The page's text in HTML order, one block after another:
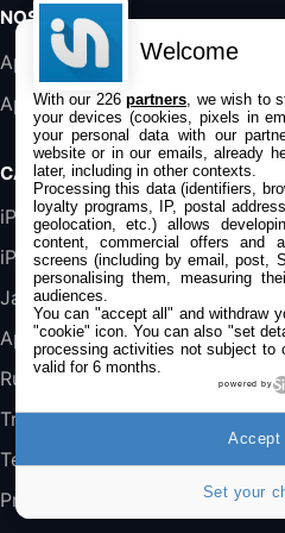
19,9€
Harman Kardon
Bluetooth, Noir
289,47€317,71€
Galaxy S25 FE 6,7\"
Blanc
489,99€ 647,51€Fnac
DeLonghi
357,4€
Jeu FIFA 20 sur PC
Rue Du
NOS APPS
Application iPhone/iPad
Application Mac
CATÉGORIES
iPhone
iPad
Jailbreak
Applications
Rumeurs
Trucs & astuces
Tests
Promos
Welcome
With our 226partners , we wish to
your devices (cookies, pixels in
your personal data with our
website or in our emails, already
later, including in other contexts.
Processing this data (identifiers,
loyalty programs, IP, postal
geolocation, etc.) allows
content, commercial offers and
screens (including by email, post,
personalising them, measuring
audiences.
You can "accept all" and withdraw
"cookie" icon. You can also "set
processing activities not subject to
valid for 6 months.
powered by
Set your
Accept